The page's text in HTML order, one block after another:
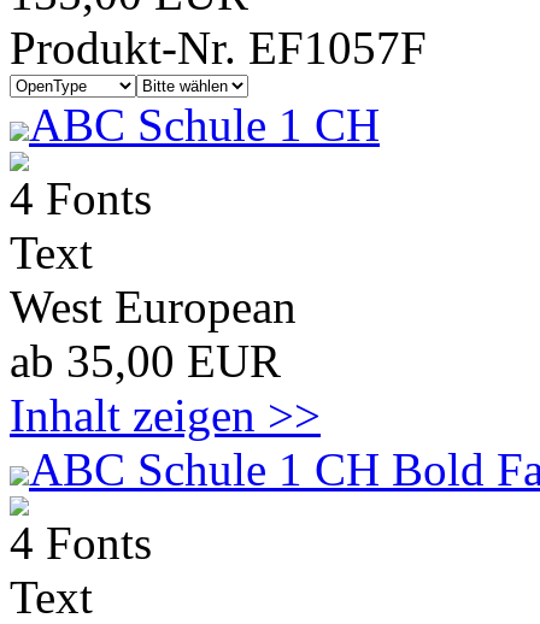
Produkt-Nr. EF1057F
ABC Schule 1 CH
4 Fonts
Text
West European
ab 35,00 EUR
Inhalt zeigen >>
ABC Schule 1 CH Bold
4 Fonts
Text